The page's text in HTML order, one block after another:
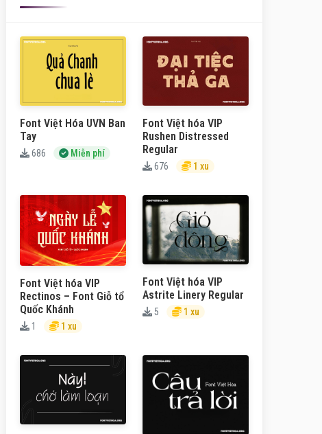
Font Việt Hóa UVN Ban
Tay
686 Miễn phí
Font Việt hóa VIP
Rushen Distressed
Regular
676 1 xu
Font Việt hóa VIP
Rectinos – Font Giỗ tổ
Quốc Khánh
1 1 xu
Font Việt hóa VIP
Astrite Linery Regular
5 1 xu